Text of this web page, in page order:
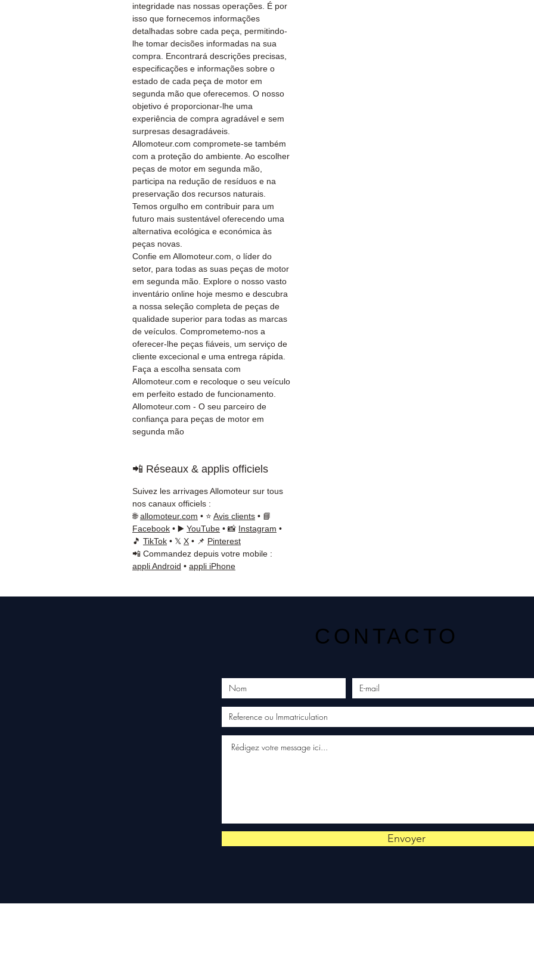
integridade nas nossas operações. É por
isso que fornecemos informações
detalhadas sobre cada peça, permitindo-
lhe tomar decisões informadas na sua
compra. Encontrará descrições precisas,
especificações e informações sobre o
estado de cada peça de motor em
segunda mão que oferecemos. O nosso
objetivo é proporcionar-lhe uma
experiência de compra agradável e sem
surpresas desagradáveis.
Allomoteur.com compromete-se também
com a proteção do ambiente. Ao escolher
peças de motor em segunda mão,
participa na redução de resíduos e na
preservação dos recursos naturais.
Temos orgulho em contribuir para um
futuro mais sustentável oferecendo uma
alternativa ecológica e económica às
peças novas.
Confie em Allomoteur.com, o líder do
setor, para todas as suas peças de motor
em segunda mão. Explore o nosso vasto
inventário online hoje mesmo e descubra
a nossa seleção completa de peças de
qualidade superior para todas as marcas
de veículos. Comprometemo-nos a
oferecer-lhe peças fiáveis, um serviço de
cliente excecional e uma entrega rápida.
Faça a escolha sensata com
Allomoteur.com e recoloque o seu veículo
em perfeito estado de funcionamento.
Allomoteur.com - O seu parceiro de
confiança para peças de motor em
segunda mão
📲 Réseaux & applis officiels
Suivez les arrivages Allomoteur sur tous
nos canaux officiels :
🌐allomoteur.com • ⭐ Avis clients • 📘
Facebook • ▶️ YouTube • 📸 Instagram •
🎵 TikTok • 𝕏 X • 📌 Pinterest
📲 Commandez depuis votre mobile :
appli Android • appli iPhone
CONTACTO
Envoyer